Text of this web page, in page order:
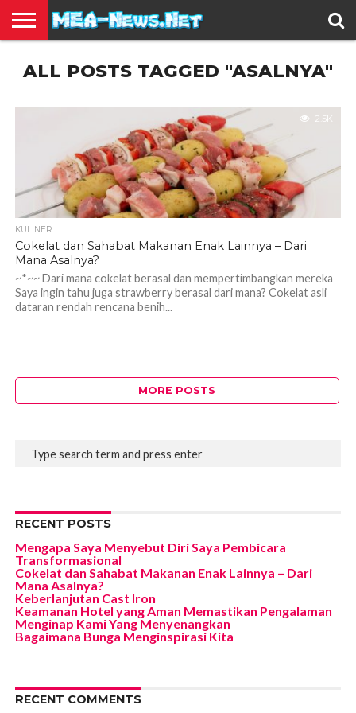
TERBARU
EDUKASI
HIBURAN
INSPIRASI
KESEHATAN
KULINER
OLAH
RAGA
OTOMOTIF
TRAVEL
JUAL
BELI
ALL POSTS TAGGED "ASALNYA"
2.5K
KULINER
Cokelat dan Sahabat Makanan Enak Lainnya – Dari
Mana Asalnya?
~*~~ Dari mana cokelat berasal dan mempertimbangkan mereka
Saya ingin tahu juga strawberry berasal dari mana? Cokelat asli
dataran rendah rencana benih...
MORE POSTS
RECENT POSTS
Mengapa Saya Menyebut Diri Saya Pembicara
Transformasional
Cokelat dan Sahabat Makanan Enak Lainnya – Dari
Mana Asalnya?
Keberlanjutan Cast Iron
Keamanan Hotel yang Aman Memastikan Pengalaman
Menginap Kami Yang Menyenangkan
Bagaimana Bunga Menginspirasi Kita
RECENT COMMENTS